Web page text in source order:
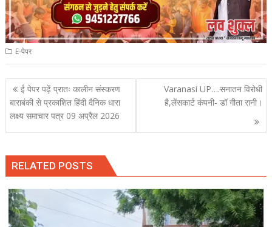
E-पेपर
Post
navigation
ई पेपर पढ़ें प्रातः कालीन संस्करण
बाराबंकी से प्रकाशित हिंदी दैनिक धारा
लक्ष्य समाचार पत्र 09 अप्रैल 2026
Varanasi UP….सनातन विरोधी
है,लेंसकार्ट कंपनी- डॉ गीता रानी।
RELATED POSTS